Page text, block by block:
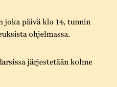
joka päivä klo 14, tunnin
ohjelmassa.
järjestetään kolme